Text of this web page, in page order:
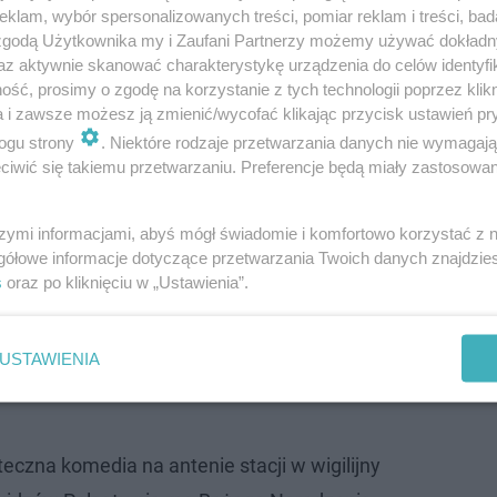
daty premiery tej familijnej opowieści i zapewne każdy
nie wyobraża sobie świąt bez tego filmu. Dla
również będzie można zobaczyć film i to nie tylko
do kin na pokazy filmu. Seanse z kultowym
grudnia o godzinie 20:00 w poniedziałek i środę, we
"Kevina samego w domu". Nie inaczej będzie i w
komedia na antenie stacji w wigilijny
wybór spersonalizowanych treści, pomiar reklam i treści,
Użytkownika my i Zaufani Partnerzy możemy używać
aktywnie skanować charakterystykę urządzenia do celów
prosimy o zgodę na korzystanie z tych technologii poprzez
i zawsze możesz ją zmienić/wycofać klikając przycisk ustawień
strony
. Niektóre rodzaje przetwarzania danych nie
się takiemu przetwarzaniu. Preferencje będą miały
informacjami, abyś mógł świadomie i komfortowo korzystać z
informacje dotyczące przetwarzania Twoich danych
oraz po kliknięciu w „Ustawienia”.
USTAWIENIA